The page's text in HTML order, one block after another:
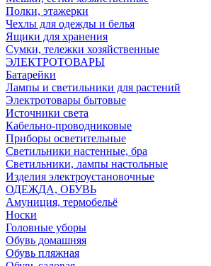
Полки, этажерки
Чехлы для одежды и белья
Ящики для хранения
Сумки, тележки хозяйственные
ЭЛЕКТРОТОВАРЫ
Батарейки
Лампы и светильники для растений
Электротовары бытовые
Источники света
Кабельно-проводниковые
Приборы осветительные
Светильники настенные, бра
Светильники, лампы настольные
Изделия электроустановочные
ОДЕЖДА, ОБУВЬ
Амуниция, термобельё
Носки
Головные уборы
Обувь домашняя
Обувь пляжная